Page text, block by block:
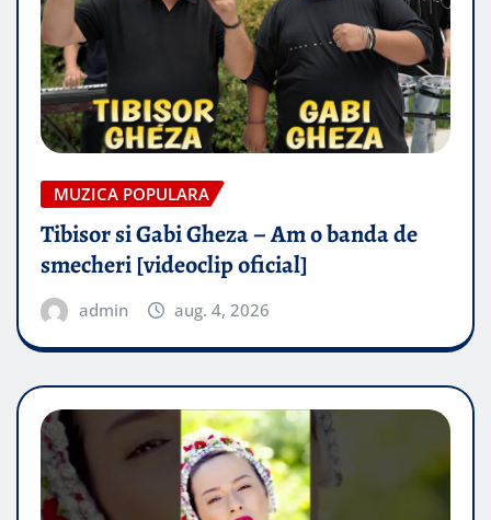
MUZICA POPULARA
Tibisor si Gabi Gheza – Am o banda de
smecheri [videoclip oficial]
admin aug. 4, 2026